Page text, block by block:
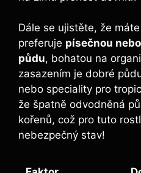
Dále se ujistěte, že
preferuje písečnou
půdu, bohatou na
zasazením je dobré
nebo speciality pro
že špatně odvodněná
kořenů, což pro tuto
nebezpečný stav!